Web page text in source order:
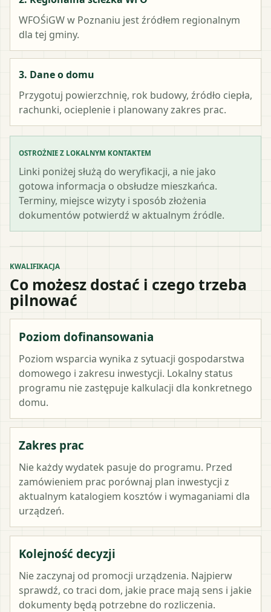
WFOŚiGW w Poznaniu jest źródłem regionalnym
dla tej gminy.
3. Dane o domu
Przygotuj powierzchnię, rok budowy, źródło ciepła,
rachunki, ocieplenie i planowany zakres prac.
OSTROŻNIE Z LOKALNYM KONTAKTEM
Linki poniżej służą do weryfikacji, a nie jako
gotowa informacja o obsłudze mieszkańca.
Terminy, miejsce wizyty i sposób złożenia
dokumentów potwierdź w aktualnym źródle.
KWALIFIKACJA
Co możesz dostać i czego trzeba
pilnować
Poziom dofinansowania
Poziom wsparcia wynika z sytuacji gospodarstwa
domowego i zakresu inwestycji. Lokalny status
programu nie zastępuje kalkulacji dla konkretnego
domu.
Zakres prac
Nie każdy wydatek pasuje do programu. Przed
zamówieniem prac porównaj plan inwestycji z
aktualnym katalogiem kosztów i wymaganiami dla
urządzeń.
Kolejność decyzji
Nie zaczynaj od promocji urządzenia. Najpierw
sprawdź, co traci dom, jakie prace mają sens i jakie
dokumenty będą potrzebne do rozliczenia.